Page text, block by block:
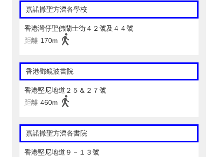
嘉諾撒聖方濟各學校
香港灣仔聖佛蘭士街４２號及４４號
距離 170m
香港鄧鏡波書院
香港堅尼地道２５＆２７號
距離 460m
嘉諾撒聖方濟各書院
香港堅尼地道９－１３號